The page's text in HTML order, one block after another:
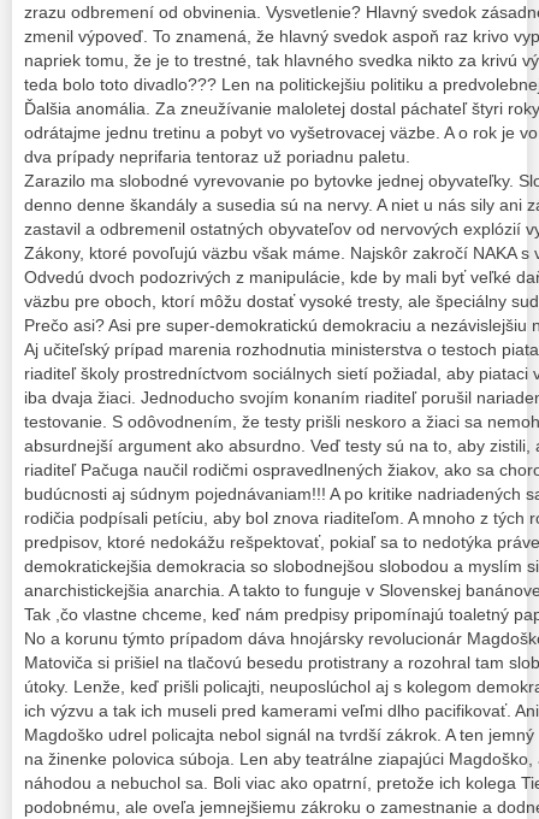
zrazu odbremení od obvinenia. Vysvetlenie? Hlavný svedok
zmenil výpoveď. To znamená, že hlavný svedok aspoň raz krivo
napriek tomu, že je to trestné, tak hlavného svedka nikto za krivú
teda bolo toto divadlo??? Len na politickejšiu politiku a
Ďalšia anomália. Za zneužívanie maloletej dostal páchateľ štyri
odrátajme jednu tretinu a pobyt vo vyšetrovacej väzbe. A o rok je
dva prípady neprifaria tentoraz už poriadnu paletu.
Zarazilo ma slobodné vyrevovanie po bytovke jednej obyvateľky.
denno denne škandály a susedia sú na nervy. A niet u nás sily ani
zastavil a odbremenil ostatných obyvateľov od nervových explózií
Zákony, ktoré povoľujú väzbu však máme. Najskôr zakročí NAKA s
Odvedú dvoch podozrivých z manipulácie, kde by mali byť veľké
väzbu pre oboch, ktorí môžu dostať vysoké tresty, ale špeciálny
Prečo asi? Asi pre super-demokratickú demokraciu a nezávislejšiu
Aj učiteľský prípad marenia rozhodnutia ministerstva o testoch
riaditeľ školy prostredníctvom sociálnych sietí požiadal, aby piataci
iba dvaja žiaci. Jednoducho svojím konaním riaditeľ porušil
testovanie. S odôvodnením, že testy prišli neskoro a žiaci sa
absurdnejší argument ako absurdno. Veď testy sú na to, aby zistili,
riaditeľ Pačuga naučil rodičmi ospravedlnených žiakov, ako sa
budúcnosti aj súdnym pojednávaniam!!! A po kritike nadriadených
rodičia podpísali petíciu, aby bol znova riaditeľom. A mnoho z tých
predpisov, ktoré nedokážu rešpektovať, pokiaľ sa to nedotýka
demokratickejšia demokracia so slobodnejšou slobodou a myslím
anarchistickejšia anarchia. A takto to funguje v Slovenskej
Tak ,čo vlastne chceme, keď nám predpisy pripomínajú toaletný
No a korunu týmto prípadom dáva hnojársky revolucionár
Matoviča si prišiel na tlačovú besedu protistrany a rozohral tam
útoky. Lenže, keď prišli policajti, neuposlúchol aj s kolegom
ich výzvu a tak ich museli pred kamerami veľmi dlho pacifikovať.
Magdoško udrel policajta nebol signál na tvrdší zákrok. A ten
na žinenke polovica súboja. Len aby teatrálne ziapajúci
náhodou a nebuchol sa. Boli viac ako opatrní, pretože ich kolega
podobnému, ale oveľa jemnejšiemu zákroku o zamestnanie a